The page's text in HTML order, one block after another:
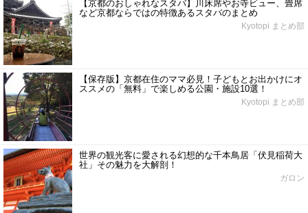
【京都のおしゃれなスタバ】川床席やお寺ビュー、畳席
など京都ならではの特徴あるスタバのまとめ
Kyotopi まとめ部
【保存版】京都在住のママ必見！子どもとお出かけにオ
ススメの「無料」で楽しめる公園・施設10選！
Kyotopi まとめ部
世界の観光客に愛される幻想的な千本鳥居「伏見稲荷大
社」その魅力を大解剖！
ガロン